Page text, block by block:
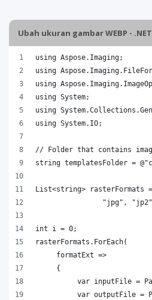
Ubah ukuran gambar WEBP - .NET